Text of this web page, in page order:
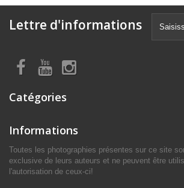
Lettre d'informations
Catégories
Informations
Toutes les photographies présentes sur ce site
exclusive de leurs auteurs et ne peuvent être
l'autorisation de ceux-ci!